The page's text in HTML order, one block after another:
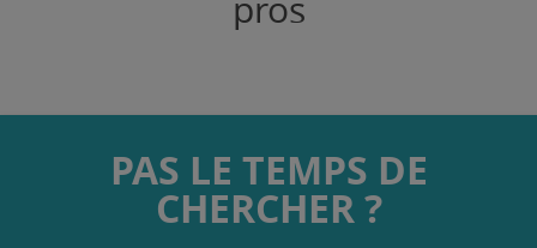
pros
PAS LE TEMPS DE
CHERCHER ?